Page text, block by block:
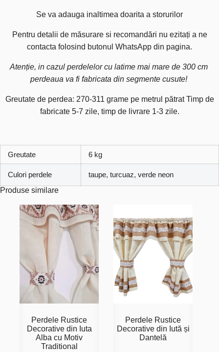
Se va adauga inaltimea doarita a storurilor
Pentru detalii de măsurare si recomandări nu ezitați a ne
contacta folosind butonul WhatsApp din pagina.
Atenție, in cazul perdelelor cu latime mai mare de 300 cm
perdeaua va fi fabricata din segmente cusute!
Greutate de perdea: 270-311 grame pe metrul pătrat Timp de
fabricate 5-7 zile, timp de livrare 1-3 zile.
Greutate 6 kg
Culori perdele
taupe, turcuaz, verde neon
Produse similare
Perdele Rustice
Decorative din Iuta
Alba cu Motiv
Traditional
Perdele Rustice
Decorative din Iută și
Dantelă